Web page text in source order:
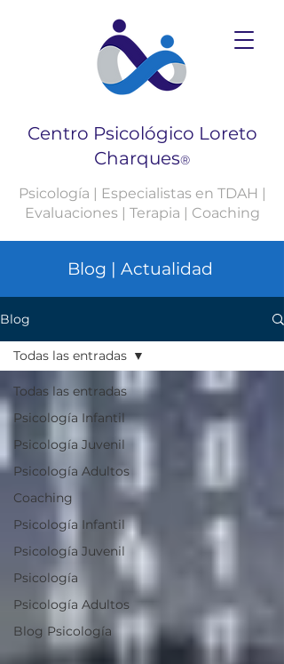
Centro Psicológico Loreto
Charques®
Psicología | Especialistas en TDAH |
Evaluaciones | Terapia | Coaching
Blog | Actualidad
Blog
Todas las entradas
Psicología Infantil
Psicología Juvenil
Psicología Adultos
Coaching
Psicología Infantil
Psicología Juvenil
Psicología
Psicología Adultos
Blog Psicología
Todas las entradas